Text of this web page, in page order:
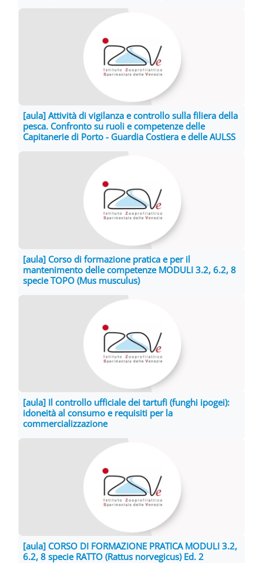
[aula] Attività di vigilanza e controllo sulla filiera della
pesca. Confronto su ruoli e competenze delle
Capitanerie di Porto - Guardia Costiera e delle AULSS
[aula] Corso di formazione pratica e per il
mantenimento delle competenze MODULI 3.2, 6.2, 8
specie TOPO (Mus musculus)
[aula] Il controllo ufficiale dei tartufi (funghi ipogei):
idoneità al consumo e requisiti per la
commercializzazione
[aula] CORSO DI FORMAZIONE PRATICA MODULI 3.2,
6.2, 8 specie RATTO (Rattus norvegicus) Ed. 2